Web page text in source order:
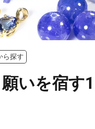
ら探す
いを宿す